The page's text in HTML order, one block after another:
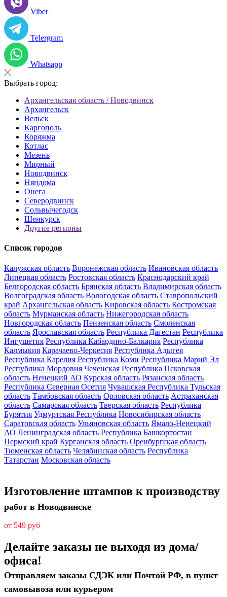
Viber
Telergram
Whatsapp
Выбрать город:
Архангельская область / Новодвинск
Архангельск
Вельск
Каргополь
Коряжма
Котлас
Мезень
Мирный
Новодвинск
Няндома
Онега
Северодвинск
Сольвычегодск
Шенкурск
Другие регионы
Список городов
Калужская область Воронежская область Ивановская область
Липецкая область Ростовская область Краснодарский край
Белгородская область Брянская область Владимирская область
Волгоградская область Вологодская область Ставропольский
край Архангельская область Кировская область Костромская
область Мурманская область Нижегородская область
Новгородская область Пензенская область Смоленская
область Ярославская область Республика Дагестан Республика
Ингушетия Республика Кабардино-Балкария Республика
Калмыкия Карачаево-Черкесия Республика Адыгея
Республика Карелия Республика Коми Республика Марий Эл
Республика Мордовия Чеченская Республика Псковская
область Ненецкий АО Курская область Рязанская область
Республика Северная Осетия Чувашская Республика Тульская
область Тамбовская область Орловская область Астраханская
область Самарская область Тверская область Республика
Бурятия Удмуртская Республика Новосибирская область
Саратовская область Ульяновская область Ямало-Ненецкий
АО Ленинградская область Республика Башкортостан
Пермский край Курганская область Оренбургская область
Тюменская область Челябинская область Республика
Татарстан Московская область
Изготовление штампов к производству
работ в Новодвинске
от 549 руб
Делайте заказы не выходя из дома/
офиса!
Отправляем заказы СДЭК или Почтой РФ, в пункт
самовывоза или курьером